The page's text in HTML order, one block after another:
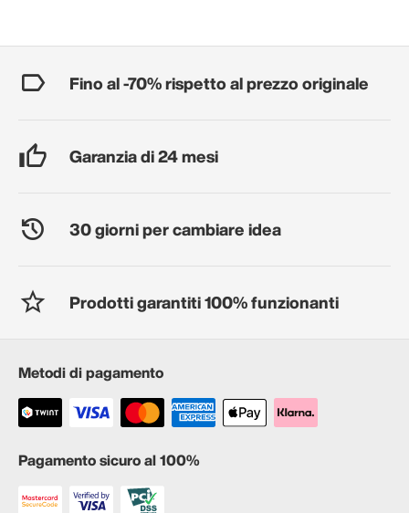
Fino al -70% rispetto al prezzo originale
Garanzia di 24 mesi
30 giorni per cambiare idea
Prodotti garantiti 100% funzionanti
Metodi di pagamento
Pagamento sicuro al 100%